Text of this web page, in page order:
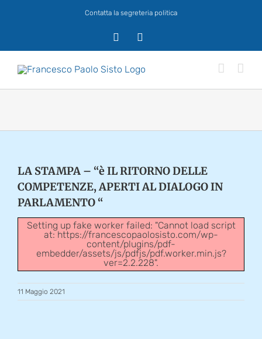
Contatta la segreteria politica
LA STAMPA – “è IL RITORNO DELLE
COMPETENZE, APERTI AL DIALOGO IN
PARLAMENTO “
Setting up fake worker failed: "Cannot load script
at: https://francescopaolosisto.com/wp-
content/plugins/pdf-
embedder/assets/js/pdfjs/pdf.worker.min.js?
ver=2.2.228".
11 Maggio 2021